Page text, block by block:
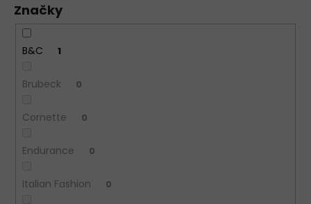
Značky
B&C 1
Brubeck 0
Cornette 0
Endurance 0
Italian Fashion 0